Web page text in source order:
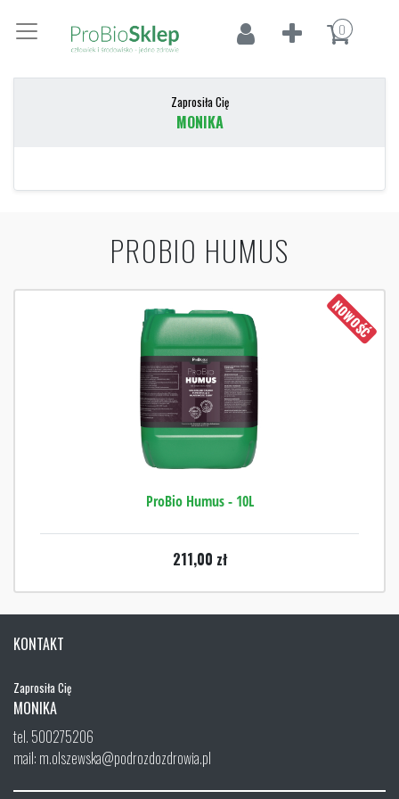
0
Zaprosiła Cię
MONIKA
PROBIO HUMUS
NOWOŚĆ
ProBio Humus - 10L
211,00 zł
KONTAKT
Zaprosiła Cię
MONIKA
tel. 500275206
mail: m.olszewska@podrozdozdrowia.pl